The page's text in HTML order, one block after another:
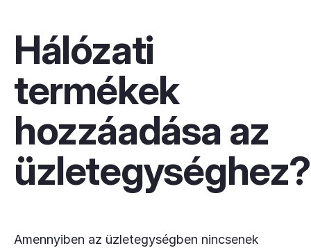
Hálózati
termékek
hozzáadása az
üzletegységhez?
Amennyiben az üzletegységben nincsenek